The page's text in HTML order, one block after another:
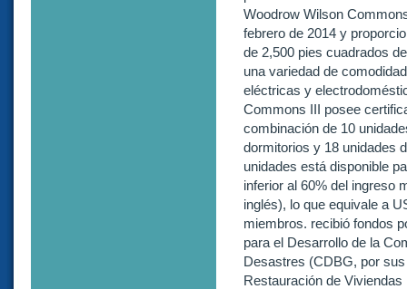
Woodrow Wilson
febrero de 2014 y
de 2,500 pies cuadrados
una variedad de
eléctricas y
Commons III posee
combinación de 10
dormitorios y 18 unidades
unidades está disponible
inferior al 60% del ingreso
inglés), lo que equivale a
miembros. recibió fondos
para el Desarrollo de la
Desastres (CDBG, por
Restauración de